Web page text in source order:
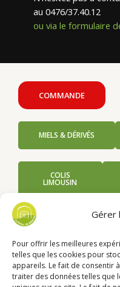
Gérer
Pour offrir les meilleures
telles que les cookies pour
appareils. Le fait de consentir
traiter des données telles que
au 0476/37.40.12
ou via le formulaire
COMMANDE
MIELS & DÉRIVÉS
COLIS
LIMOUSIN
Menu